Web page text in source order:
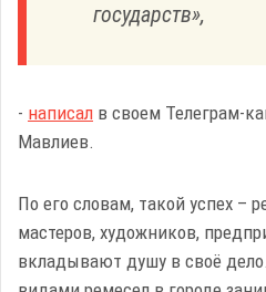
государств»,
- написал в своем Телеграм-
Мавлиев.
По его словам, такой успех –
мастеров, художников,
вкладывают душу в своё